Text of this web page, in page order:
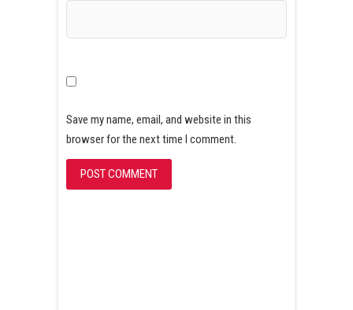
Save my name, email, and website in this
browser for the next time I comment.